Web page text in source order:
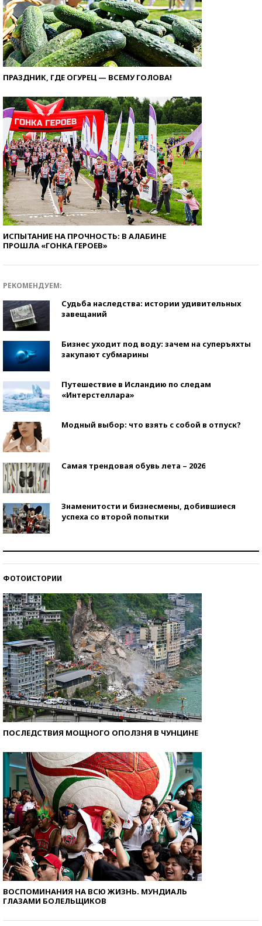
ПРАЗДНИК, ГДЕ ОГУРЕЦ — ВСЕМУ ГОЛОВА!
ИСПЫТАНИЕ НА ПРОЧНОСТЬ: В АЛАБИНЕ
ПРОШЛА «ГОНКА ГЕРОЕВ»
РЕКОМЕНДУЕМ:
Судьба наследства: истории удивительных
завещаний
Бизнес уходит под воду: зачем на суперъяхты
закупают субмарины
Путешествие в Исландию по следам
«Интерстеллара»
Модный выбор: что взять с собой в отпуск?
Самая трендовая обувь лета – 2026
Знаменитости и бизнесмены, добившиеся
успеха со второй попытки
ФОТОИСТОРИИ
ПОСЛЕДСТВИЯ МОЩНОГО ОПОЛЗНЯ В ЧУНЦИНЕ
ВОСПОМИНАНИЯ НА ВСЮ ЖИЗНЬ. МУНДИАЛЬ
ГЛАЗАМИ БОЛЕЛЬЩИКОВ